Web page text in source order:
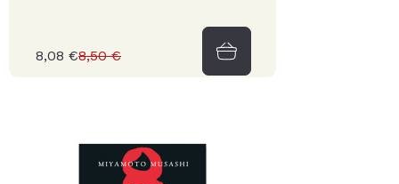
8,08 €8,50 €